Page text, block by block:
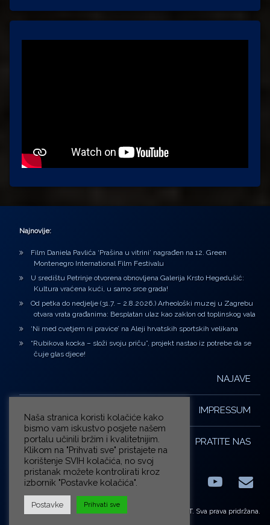
Najnovije:
Film Daniela Pavlića ‘Prašina u vitrini’ nagrađen na 12. Green
Montenegro International Film Festivalu
U središtu Petrinje otvorena obnovljena Galerija Krsto Hegedušić:
Kultura vraćena kući, u samo srce grada!
Od petka do nedjelje (31.7. – 2.8.2026.) Arheološki muzej u Zagrebu
otvara vrata građanima: Besplatan ulaz kao zaklon od toplinskog vala
‘Ni med cvetjem ni pravice’ na Aleji hrvatskih sportskih velikana
“Rubikova kocka – složi svoju priču”, projekt nastao iz potrebe da se
čuje glas djece!
NAJAVE
IMPRESSUM
PRATITE NAS
FacebookLinkedIn E-
© ZG-KULT. Sva prava pridržana.
Naša stranica koristi kolačiće kako
bismo vam iskustvo posjete našem
portalu učinili bržim i kvalitetnijim.
Klikom na "Prihvati sve" pristajete na
korištenje SVIH kolačića, no svoj
pristanak možete kontrolirati kroz
izbornik "Postavke kolačića".
Postavke Prihvati sve